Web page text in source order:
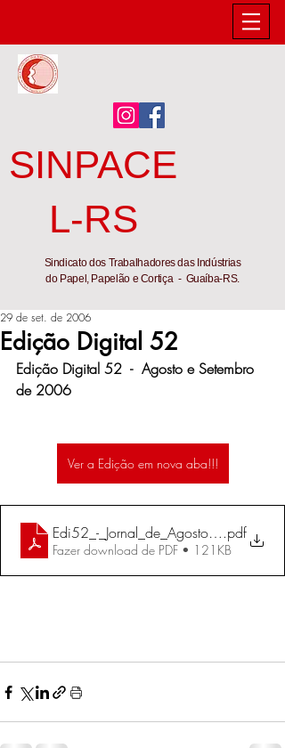
SINPACE
L-RS
Sindicato dos Trabalhadores das Indústrias
do Papel, Papelão e Cortiça - Guaíba-RS.
Edição Digital 52
29 de set. de 2006
Edição Digital 52  -  Agosto e Setembro
de 2006
Ver a Edição em nova aba!!!
Edi52_- .pdf
Fazer download de PDF • 121KB